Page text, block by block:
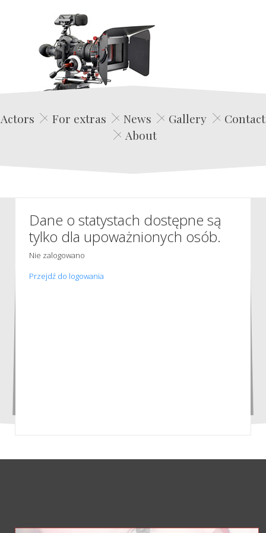
Edwin Film Agencja Aktorska
Actors For extras News Gallery
Contact
About
Dane o statystach dostępne są
tylko dla upoważnionych osób.
Nie zalogowano
Przejdź do logowania